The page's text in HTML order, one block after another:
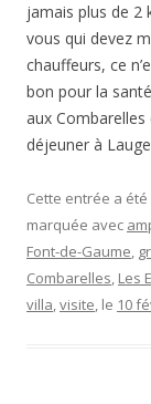
jamais plus de 2
vous qui devez
chauffeurs, ce
bon pour la
aux
déjeuner à
Cette entrée a
marquée avec
Font-de-Gaume,
Combarelles, Les
villa,visite, le 10